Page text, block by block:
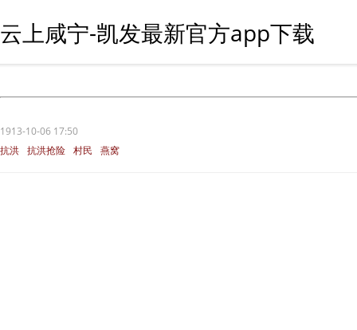
云上咸宁-凯发最新官方app下载
1913-10-06 17:50
抗洪 抗洪抢险 村民
燕窝